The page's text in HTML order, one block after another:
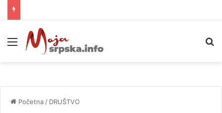
Meni
Početna / DRUŠTVO